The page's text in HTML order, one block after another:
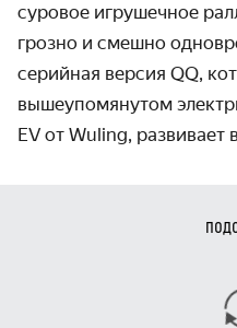
суровое игрушечное
грозно и смешно
серийная версия QQ,
вышеупомянутом
EV от Wuling,